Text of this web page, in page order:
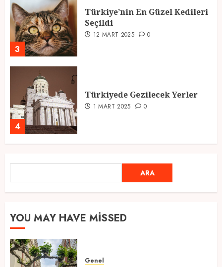
3
Türkiye’nin En Güzel Kedileri
Seçildi
12 MART 2025 0
4
Türkiyede Gezilecek Yerler
1 MART 2025 0
Ramazan Ayı 2025: Manevi
Atmosfer ve Özel Hazırlıklar
21 MART 2025
ARA
YOU MAY HAVE MISSED
Genel